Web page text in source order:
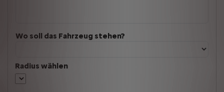
Wo soll das Fahrzeug stehen?
Radius wählen